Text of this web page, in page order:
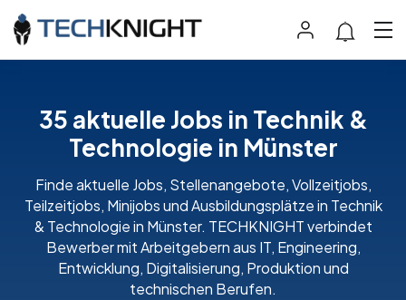
35 aktuelle Jobs in Technik &
Technologie in Münster
Finde aktuelle Jobs, Stellenangebote, Vollzeitjobs,
Teilzeitjobs, Minijobs und Ausbildungsplätze in Technik
& Technologie in Münster. TECHKNIGHT verbindet
Bewerber mit Arbeitgebern aus IT, Engineering,
Entwicklung, Digitalisierung, Produktion und
technischen Berufen.